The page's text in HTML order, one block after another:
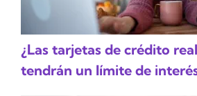
¿Las tarjetas de crédito
tendrán un límite de